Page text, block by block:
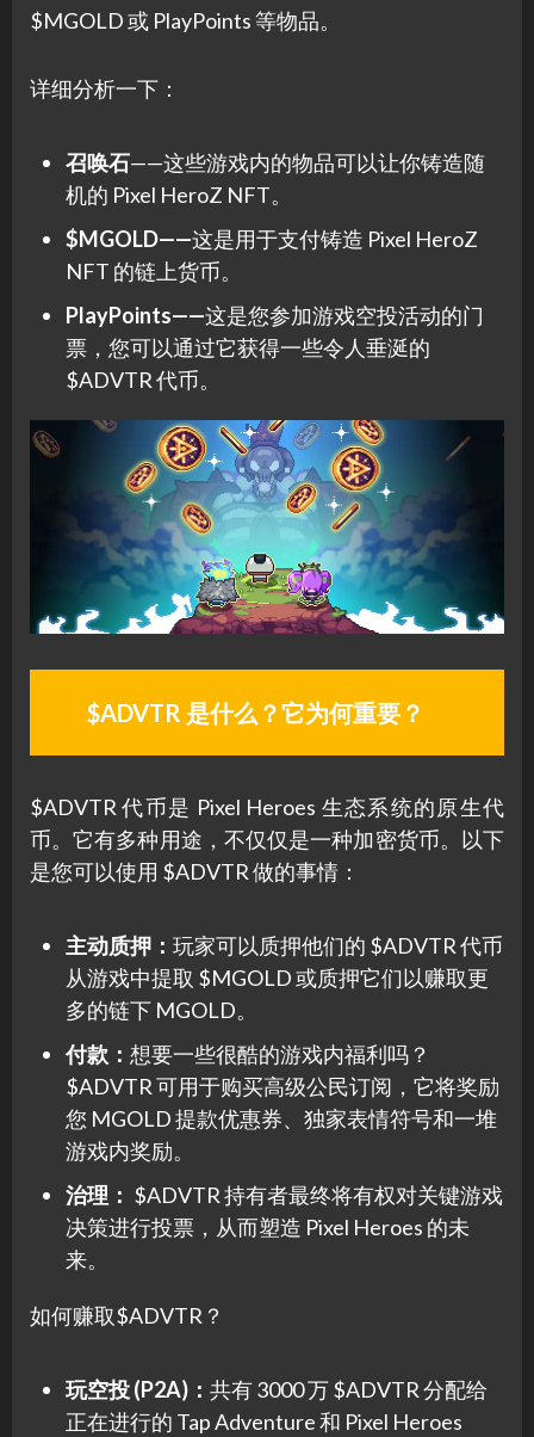
$MGOLD 或 PlayPoints 等物品。
详细分析一下：
召唤石——这些游戏内的物品可以让你铸造随
机的 Pixel HeroZ NFT。
$MGOLD——这是用于支付铸造 Pixel HeroZ
NFT 的链上货币。
PlayPoints——这是您参加游戏空投活动的门
票，您可以通过它获得一些令人垂涎的
$ADVTR 代币。
$ADVTR 是什么？它为何重要？
$ADVTR 代币是 Pixel Heroes 生态系统的原生代
币。它有多种用途，不仅仅是一种加密货币。以下
是您可以使用 $ADVTR 做的事情：
主动质押： 玩家可以质押他们的 $ADVTR 代币
从游戏中提取 $MGOLD 或质押它们以赚取更
多的链下 MGOLD。
付款： 想要一些很酷的游戏内福利吗？
$ADVTR 可用于购买高级公民订阅，它将奖励
您 MGOLD 提款优惠券、独家表情符号和一堆
游戏内奖励。
治理： $ADVTR 持有者最终将有权对关键游戏
决策进行投票，从而塑造 Pixel Heroes 的未
来。
如何赚取$ADVTR？
玩空投 (P2A)： 共有 3000 万 $ADVTR 分配给
正在进行的 Tap Adventure 和 Pixel Heroes